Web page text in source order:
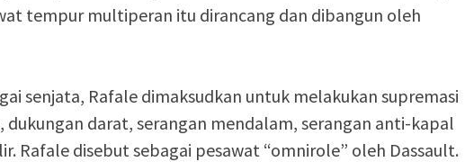
tempur multiperan itu dirancang dan dibangun oleh
senjata, Rafale dimaksudkan untuk melakukan supremasi
darat, serangan mendalam, serangan anti-kapal
Rafale disebut sebagai pesawat “omnirole” oleh Dassault.